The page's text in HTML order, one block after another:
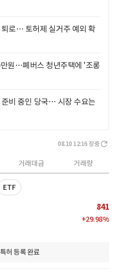
로… 토허제 실거주 예외 확
원…폐버스 청년주택에 '조롱
비 중인 당국… 시장 수요는
08.10 12:16 장중
거래대금 거래량
ETF
841
+29.98%
허 등록 완료